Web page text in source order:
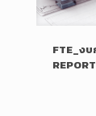
FTE_งบ
REPORT